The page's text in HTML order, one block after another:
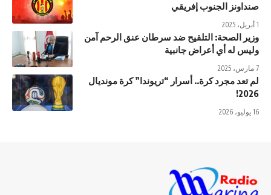
صنداونز الجنوب إفريقي
1 أبريل، 2025
وزير الصحة: التلقيح ضد سرطان عنق الرحم آمن
وليس له أي أعراض جانبية
7 مارس، 2025
لم تعد مجرد كرة.. أسرار “تريوندا” كرة مونديال
2026!
16 يوليو، 2026